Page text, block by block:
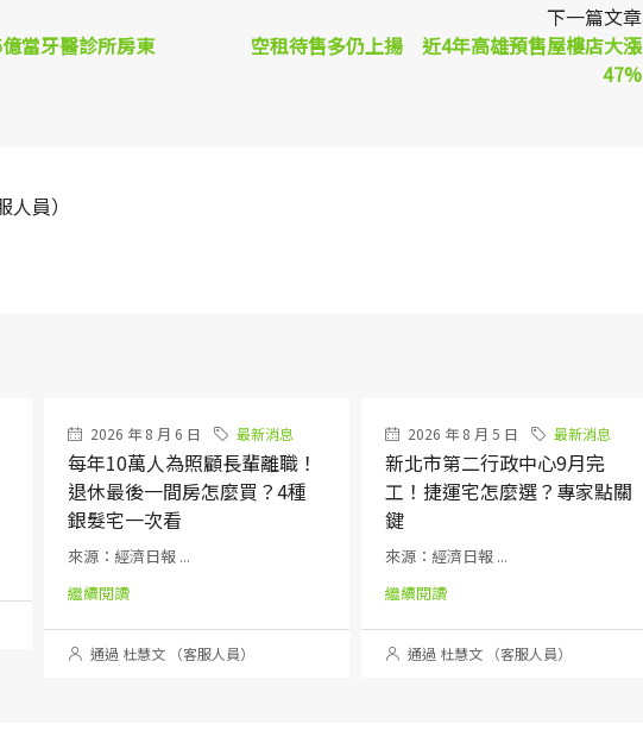
當牙醫診所房東
下一篇文章
空租待售多仍上揚 近4年高雄預售屋樓店大漲
47%
員）
2026 年 8 月 6 日 最新消息
每年10萬人為照顧長輩離職！
退休最後一間房怎麼買？4種
銀髮宅一次看
來源：經濟日報 ...
繼續閱讀
通過 杜慧文 （客服人員）
2026 年 8 月 5 日 最新消息
新北市第二行政中心9月完
工！捷運宅怎麼選？專家點關
鍵
來源：經濟日報 ...
繼續閱讀
通過 杜慧文 （客服人員）